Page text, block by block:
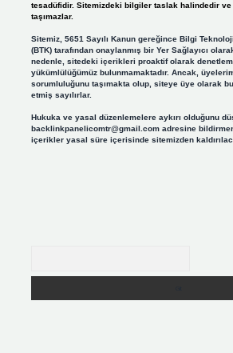
tesadüfidir. Sitemizdeki bilgiler taslak halindedir
taşımazlar.
Sitemiz, 5651 Sayılı Kanun gereğince Bilgi
(BTK) tarafından onaylanmış bir Yer Sağlayıcı
nedenle, sitedeki içerikleri proaktif olarak
yükümlülüğümüz bulunmamaktadır. Ancak,
sorumluluğunu taşımakta olup, siteye üye olarak
etmiş sayılırlar.
Hukuka ve yasal düzenlemelere aykırı olduğunu
backlinkpanelicomtr@gmail.comadresine
içerikler yasal süre içerisinde sitemizden